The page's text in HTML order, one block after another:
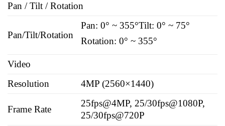
Pan / Tilt / Rotation
Pan/Tilt/Rotation
Pan: 0° ~ 355°Tilt: 0° ~ 75°
Rotation: 0° ~ 355°
Video
Resolution
4MP (2560×1440)
Frame Rate
25fps@4MP, 25/30fps@1080P,
25/30fps@720P